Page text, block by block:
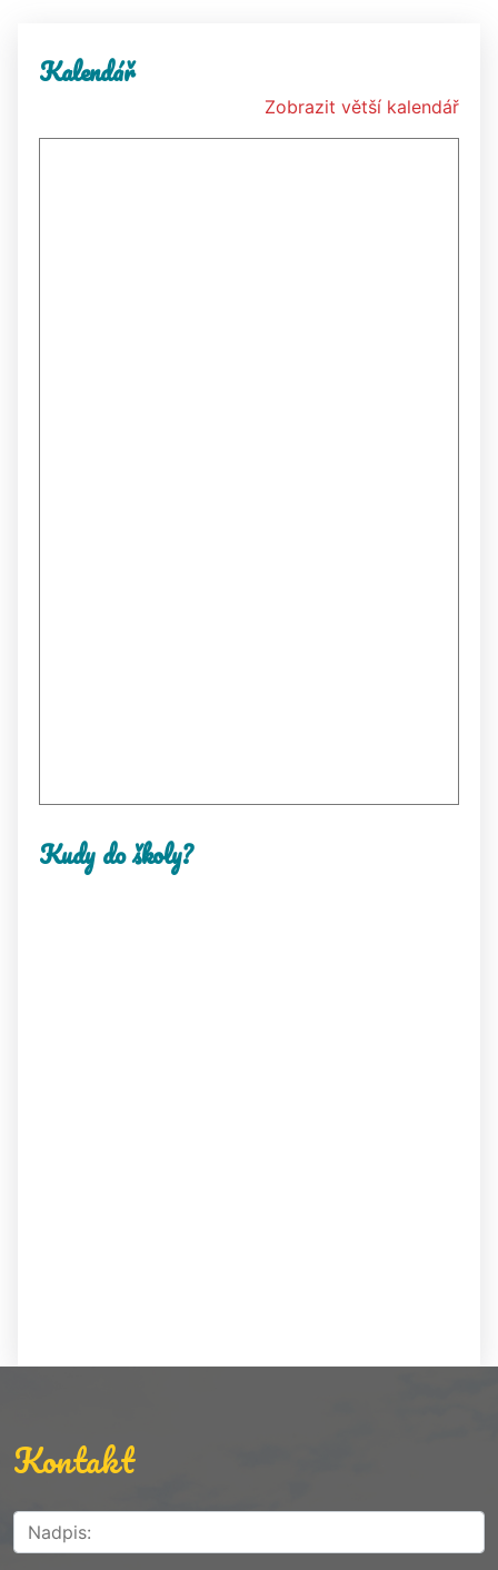
Kalendář
Zobrazit větší kalendář
Kudy do školy?
Kontakt